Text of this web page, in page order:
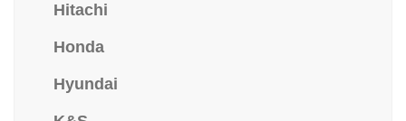
Hitachi
Honda
Hyundai